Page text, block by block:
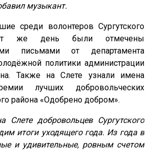
музыкант.
среди волонтеров Сургутского
же день были отмечены
письмами от департамента
политики администрации
Также на Слете узнали имена
лучших добровольческих
района «Одобрено добром».
Слете добровольцев Сургутского
итоги уходящего года. Из года в
и удивительные, ровным счетом